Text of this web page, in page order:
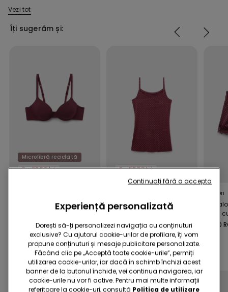
Vezi tot
Îți sugerăm și:
Microfibră reciclată
2 x 99.90 lei
Sutien Push-Up
Microfibră Reciclată
69,90 RON
2 x 59.90 lei
Maiou cu decolteu
rotund din bumbac
elastic
49,90 RON
2 Culori
Satin
59,90
Completati promovarea3 x 79.90 lei / 5 x 119.90 lei
Experiență personalizată
Dorești să-ți personalizezi navigația cu conținuturi
exclusive? Cu ajutorul cookie-urilor de profilare, îți vom
propune conținuturi și mesaje publicitare personalizate.
Făcând clic pe „Acceptă toate cookie-urile”, permiți
utilizarea cookie-urilor, iar dacă în schimb închizi acest
banner de la butonul închide, vei continua navigarea, iar
cookie-urile nu vor fi active. Pentru mai multe informații
referitoare la cookie-uri, consultă Politica de utilizare
Continuați fără a accepta